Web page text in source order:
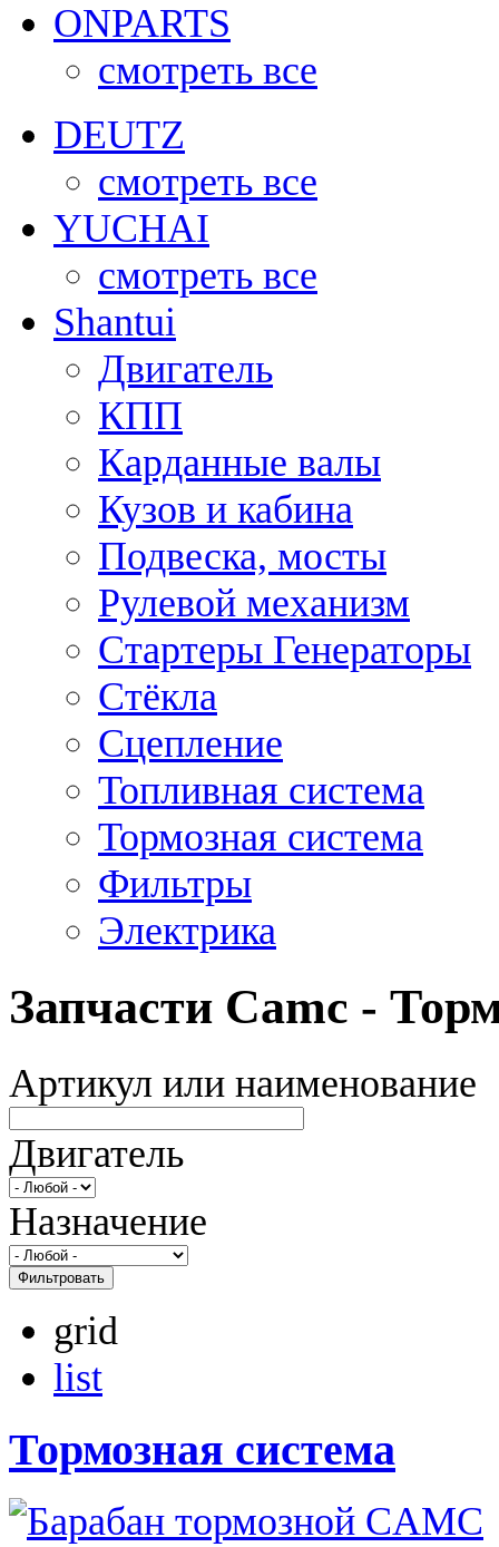
ONPARTS
смотреть все
DEUTZ
смотреть все
YUCHAI
смотреть все
Shantui
Двигатель
КПП
Карданные валы
Кузов и кабина
Подвеска, мосты
Рулевой механизм
Стартеры Генераторы
Стёкла
Сцепление
Топливная система
Тормозная система
Фильтры
Электрика
Запчасти Camc -
Артикул или наименование
Двигатель
Назначение
Фильтровать
grid
list
Тормозная система